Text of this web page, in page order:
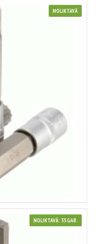
NOLIKTAVĀ
1/2"
NOLIKTAVĀ: 33 GAB.